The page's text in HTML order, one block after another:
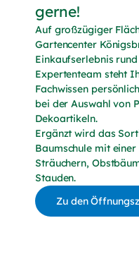
gerne!
Auf großzügiger
Gartencenter
Einkaufserlebnis
Expertenteam steht
Fachwissen
bei der Auswahl von
Dekoartikeln.
Ergänzt wird das
Baumschule mit
Sträuchern,
Stauden.
Zu den